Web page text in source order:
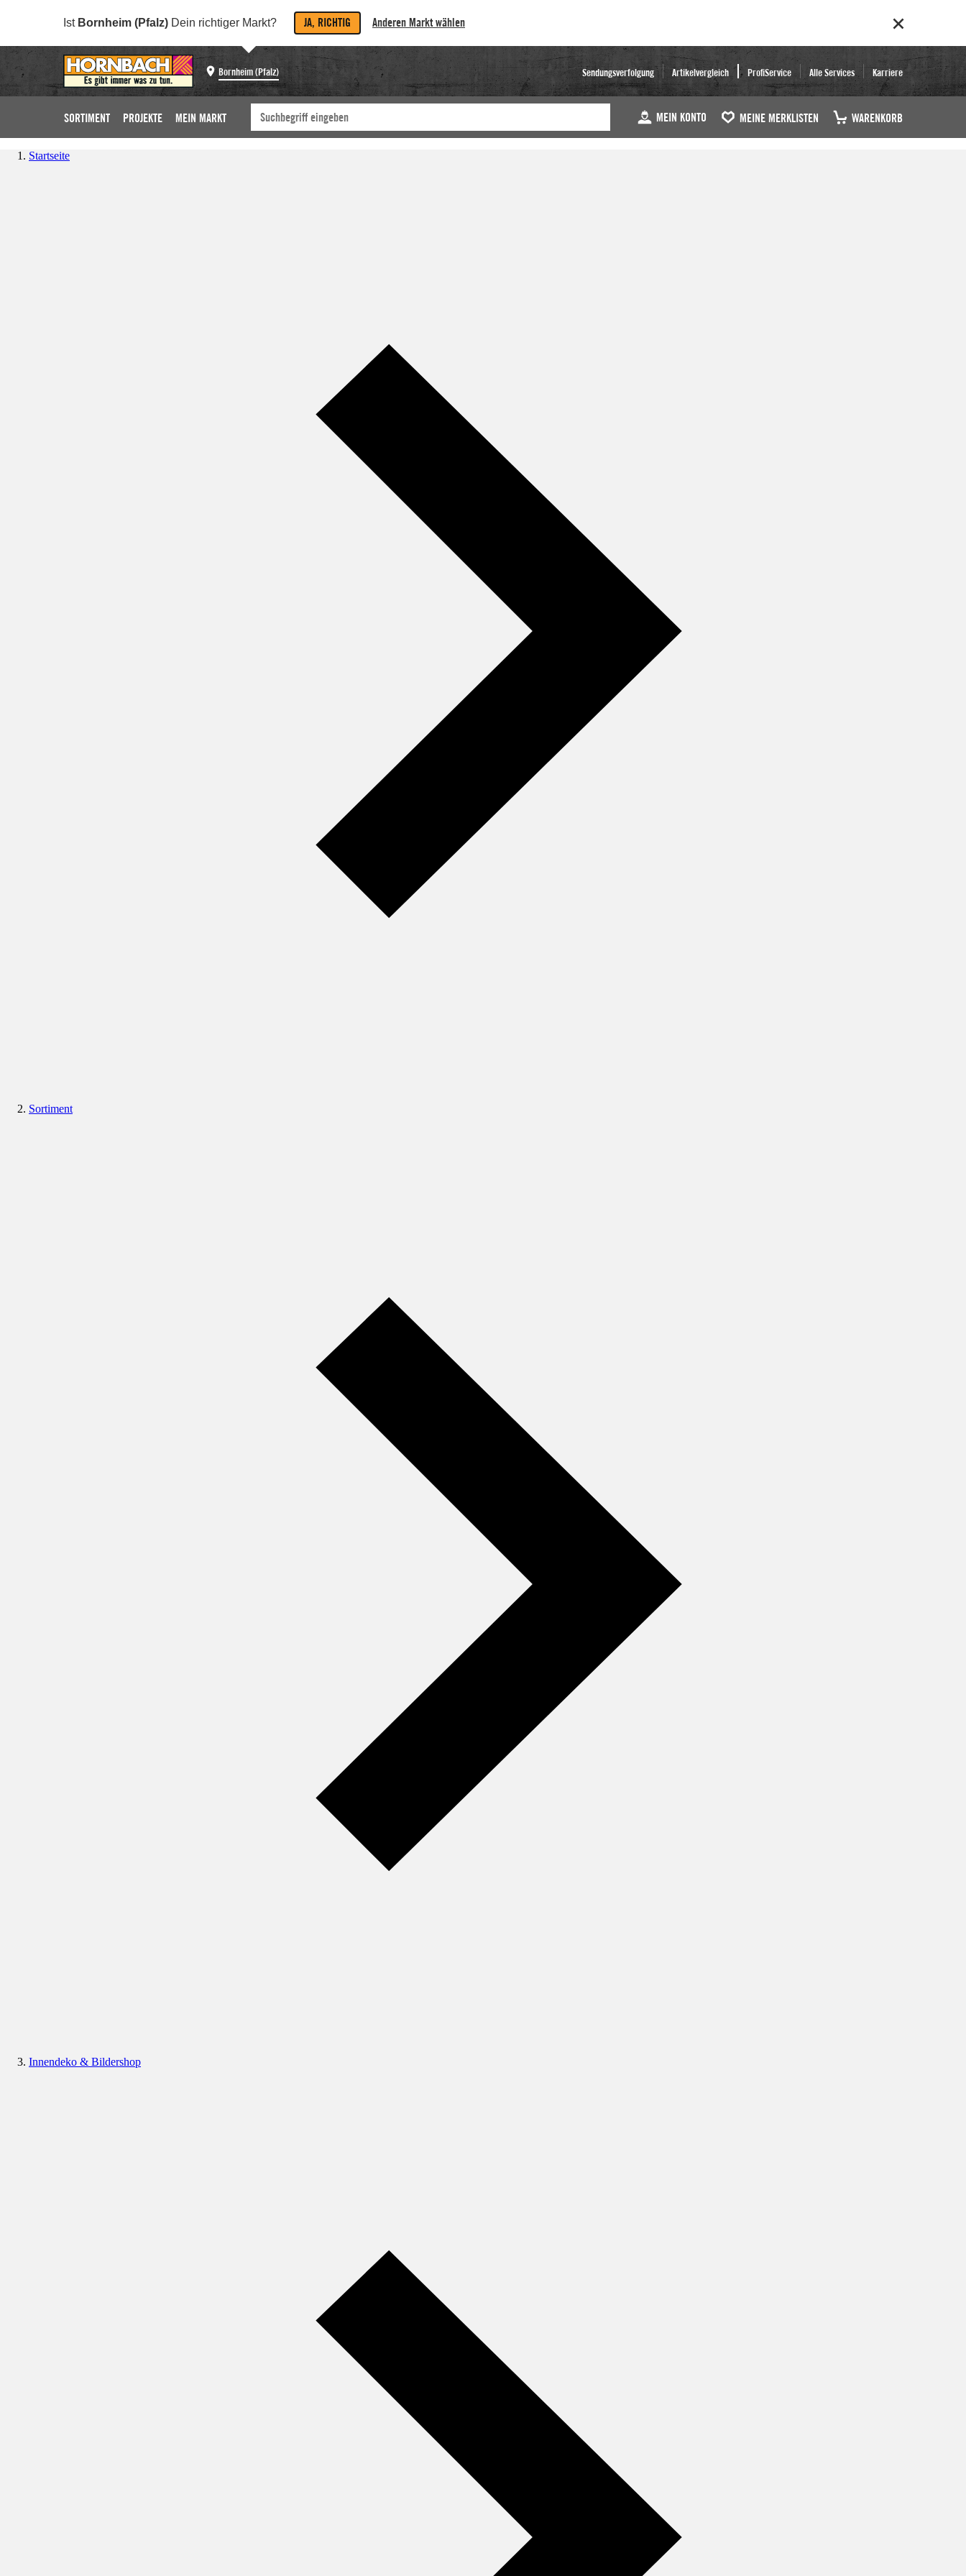
Ist Bornheim (Pfalz) Dein richtiger Markt? JA, RICHTIG Anderen Markt wählen
Bornheim (Pfalz) Sendungsverfolgung Artikelvergleich ProfiService Alle Services Karriere
SORTIMENT PROJEKTE MEIN MARKT MEIN KONTO MEINE MERKLISTEN WARENKORB
Startseite
Sortiment
Innendeko & Bildershop